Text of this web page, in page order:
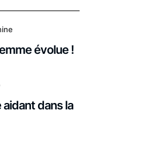
évolue !
dans la